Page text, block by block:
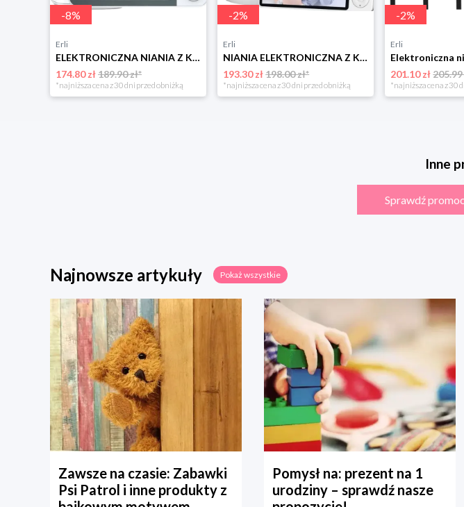
-8%
Erli
ELEKTRONICZNA NIANIA Z KAMERA NA ŻYWO KOŁYSANKI SZUMY MIKROFON ALARM PŁACZU
174.80 zł189.90 zł*
*najniższa cena z 30 dni przed obniżką
-2%
Erli
NIANIA ELEKTRONICZNA Z KAMERĄ OBROTOWA BABY MONITOR WYŚWIETLACZ LCD 5" HD
193.30 zł198.00 zł*
*najniższa cena z 30 dni przed obniżką
-2%
Erli
201.10 zł205.99
*najniższa cena z 30
Inne
Sprawdź
Najnowsze artykuły Pokaż wszystkie
Zawsze na czasie: Zabawki
Psi Patrol i inne produkty z
Pomysł na: prezent na 1
urodziny – sprawdź nasze